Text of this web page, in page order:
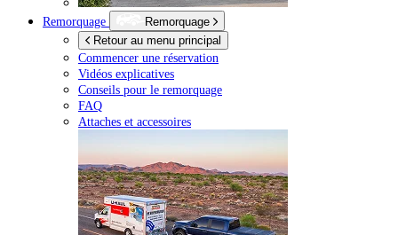
Remorquage
Remorquage
Retour au menu principal
Commencer une réservation
Vidéos explicatives
Conseils pour le remorquage
FAQ
Attaches et accessoires